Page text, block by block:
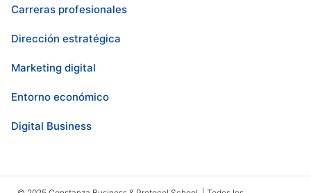
Carreras profesionales
Dirección estratégica
Marketing digital
Entorno económico
Digital Business